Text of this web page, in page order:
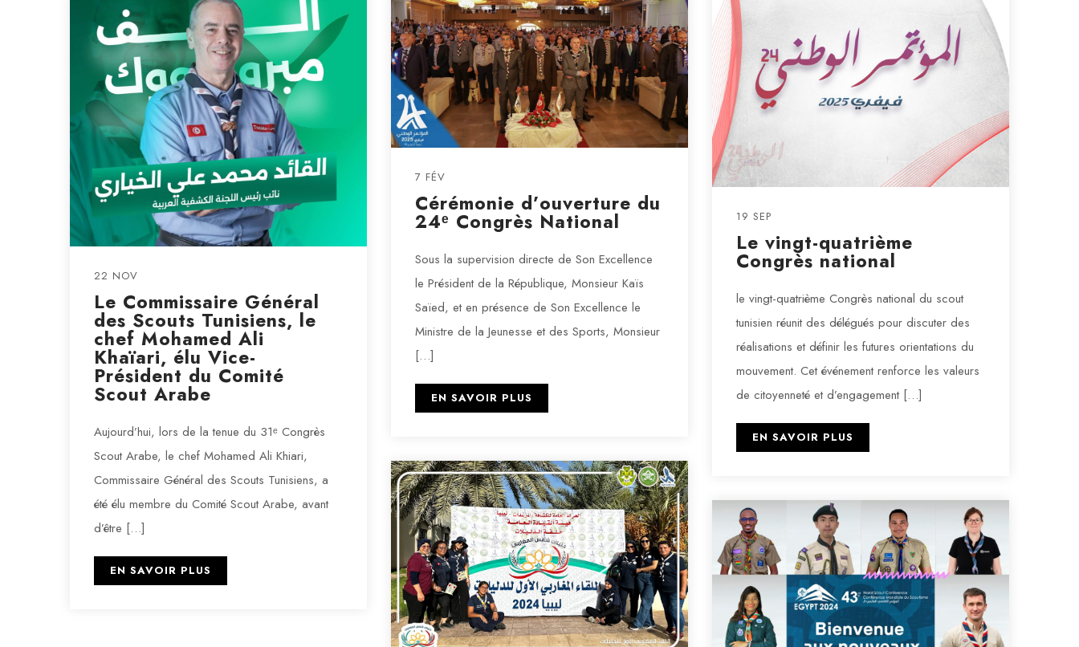
22 NOV
Le Commissaire Général
des Scouts Tunisiens, le
chef Mohamed Ali
Khaïari, élu Vice-
Président du Comité
Scout Arabe
Aujourd’hui, lors de la tenue du 31ᵉ Congrès
Scout Arabe, le chef Mohamed Ali Khiari,
Commissaire Général des Scouts Tunisiens, a
été élu membre du Comité Scout Arabe, avant
d’être […]
EN SAVOIR PLUS
7 FÉV
Cérémonie d’ouverture du
24ᵉ Congrès National
Sous la supervision directe de Son Excellence
le Président de la République, Monsieur Kaïs
Saïed, et en présence de Son Excellence le
Ministre de la Jeunesse et des Sports, Monsieur
[…]
EN SAVOIR PLUS
19 SEP
Le vingt-quatrième
Congrès national
le vingt-quatrième Congrès national du scout
tunisien réunit des délégués pour discuter des
réalisations et définir les futures orientations du
mouvement. Cet événement renforce les valeurs
de citoyenneté et d’engagement […]
EN SAVOIR PLUS